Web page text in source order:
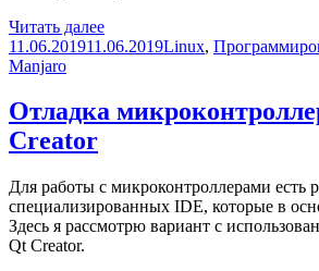
Читать далееПреобразователь
TA1-
C
фирмы
Linux
Опубликовано
11.06.201911.06.2019Рубрики
Linux,
Manjaro
Отладка
Creator
Для работы с микроконтроллерами есть
специализированных IDE, которые в
Здесь я рассмотрю вариант с
Qt Creator.